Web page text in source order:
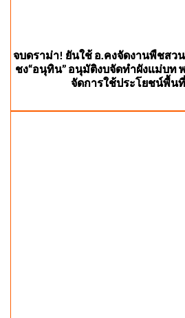
จบดราม่า! ยันใช้ อ.คงจัดงานพืชสว
ชง“อนุทิน” อนุมัติงบจัดทำผังแม่บท
จัดการใช้ประโยชน์พื้น